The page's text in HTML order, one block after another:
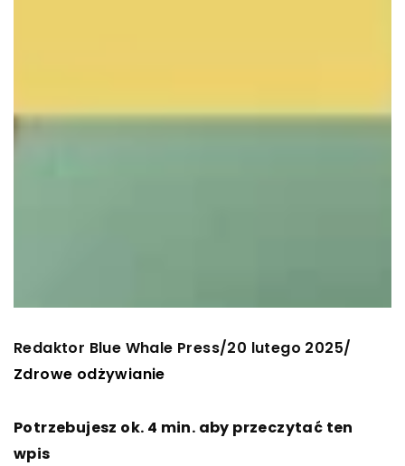
Redaktor Blue Whale Press/20 lutego 2025/
Zdrowe odżywianie
Potrzebujesz ok. 4 min. aby przeczytać ten
wpis